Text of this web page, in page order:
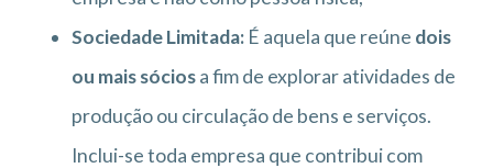
Sociedade Limitada: É aquela que reúne dois
ou mais sóciosa fim de explorar atividades de
produção ou circulação de bens e serviços.
Inclui-se toda empresa que contribui com